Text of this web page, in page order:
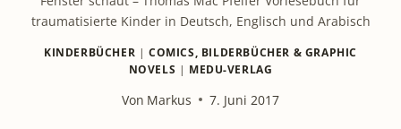
traumatisierte Kinder in Deutsch, Englisch und Arabisch
KINDERBÜCHER |COMICS, BILDERBÜCHER & GRAPHIC
NOVELS | MEDU-VERLAG
Von Markus 7. Juni 2017